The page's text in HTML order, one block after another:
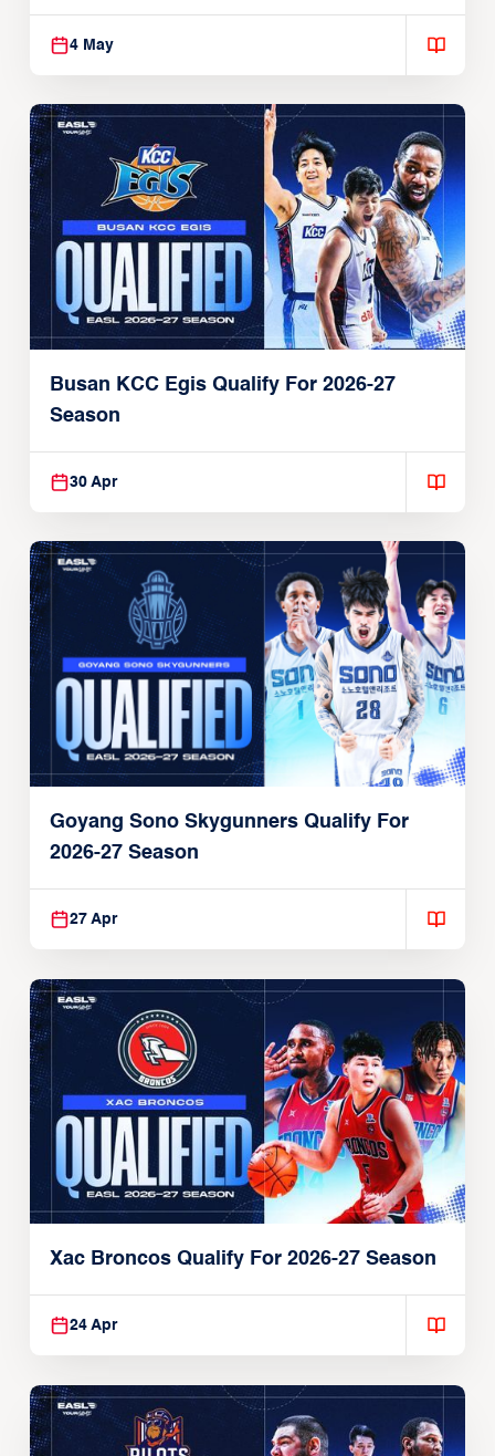
4 May
Busan KCC Egis Qualify For 2026-27
Season
30 Apr
Goyang Sono Skygunners Qualify For
2026-27 Season
27 Apr
Xac Broncos Qualify For 2026-27 Season
24 Apr